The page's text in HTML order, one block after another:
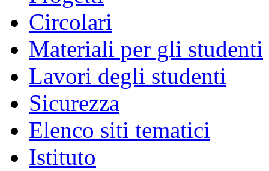
Circolari
Materiali per gli studenti
Lavori degli studenti
Sicurezza
Elenco siti tematici
Istituto